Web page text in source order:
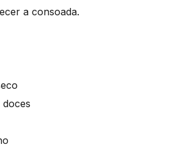
a consoada.
doces